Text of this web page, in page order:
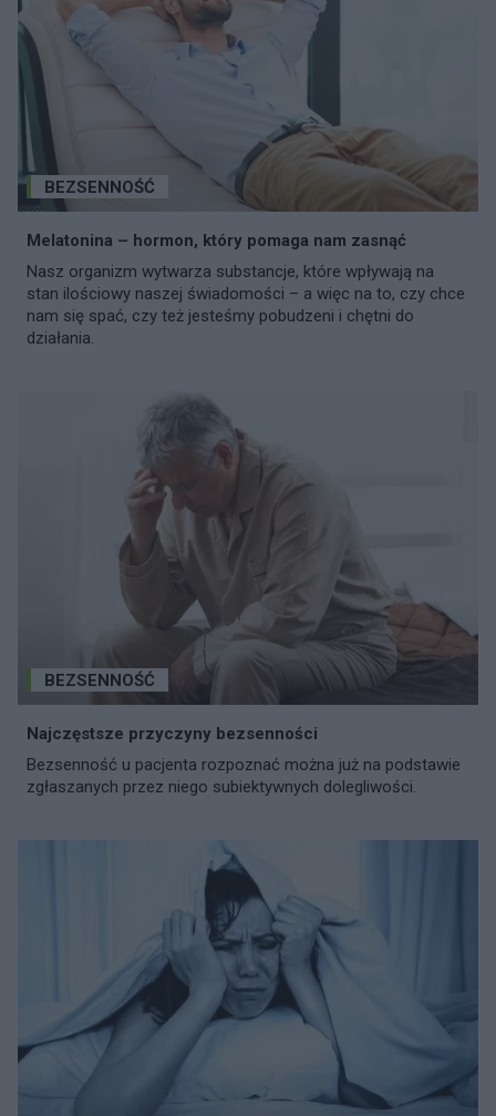
BEZSENNOŚĆ
Melatonina – hormon, który pomaga nam zasnąć
Nasz organizm wytwarza substancje, które wpływają na
stan ilościowy naszej świadomości – a więc na to, czy chce
nam się spać, czy też jesteśmy pobudzeni i chętni do
działania.
BEZSENNOŚĆ
Najczęstsze przyczyny bezsenności
Bezsenność u pacjenta rozpoznać można już na podstawie
zgłaszanych przez niego subiektywnych dolegliwości.